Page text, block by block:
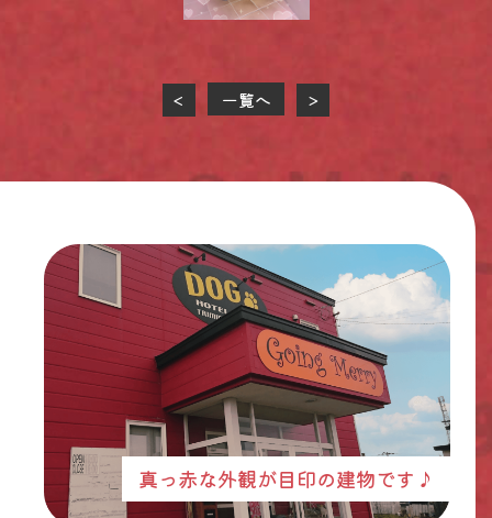
< 一覧へ >
真っ赤な外観が目印の建物です♪